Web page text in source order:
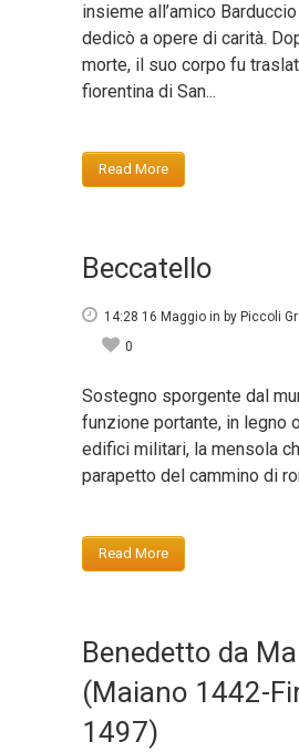
insieme all’amico
dedicò a opere di carità.
morte, il suo corpo fu
fiorentina di San...
Read More
Beccatello
14:28 16 Maggio in by Piccoli
0
Sostegno sporgente dal
funzione portante, in legno
edifici militari, la mensola
parapetto del cammino di
Read More
Benedetto da
(Maiano 1442-
1497)